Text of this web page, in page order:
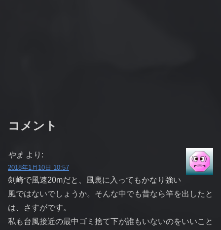
コメント
やま より:
2018年1月10日 10:57
剣崎で風速20mだと、風裏に入ってもかなり強い
風ではないでしょうか。そんな中でも昔なら竿を出したと
は、さすがです。
私も台風接近の最中ゴミ捨て下が誰もいないのをいいこと